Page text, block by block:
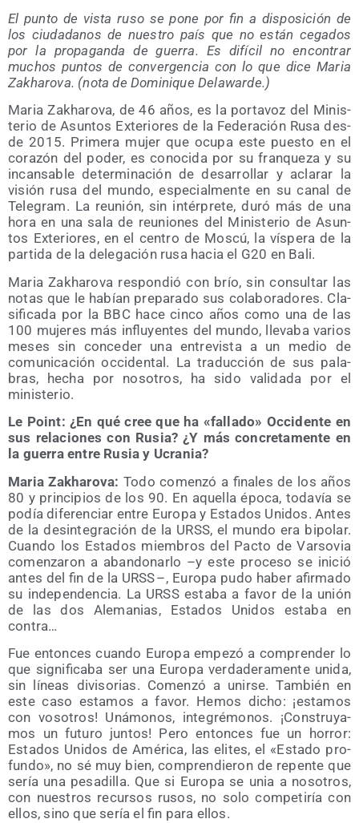
El pun­to de vis­ta ruso se pone por fin a dis­po­si­ción de
los ciu­da­da­nos de nues­tro país que no están cega­dos
por la pro­pa­gan­da de gue­rra. Es difí­cil no encon­trar
muchos pun­tos de con­ver­gen­cia con lo que dice Maria
Zakha­ro­va. (nota de Domi­ni­que Delawarde.)
Maria Zakha­ro­va, de 46 años, es la por­ta­voz del Minis­
te­rio de Asun­tos Exte­rio­res de la Fede­ra­ción Rusa des­
de 2015. Pri­me­ra mujer que ocu­pa este pues­to en el
cora­zón del poder, es cono­ci­da por su fran­que­za y su
incan­sa­ble deter­mi­na­ción de desa­rro­llar y acla­rar la
visión rusa del mun­do, espe­cial­men­te en su canal de
Tele­gram. La reu­nión, sin intér­pre­te, duró más de una
hora en una sala de reunio­nes del Minis­te­rio de Asun­
tos Exte­rio­res, en el cen­tro de Mos­cú, la vís­pe­ra de la
par­ti­da de la dele­ga­ción rusa hacia el G20 en Bali.
Maria Zakha­ro­va res­pon­dió con brío, sin con­sul­tar las
notas que le habían pre­pa­ra­do sus cola­bo­ra­do­res. Cla­
si­fi­ca­da por la BBC hace cin­co años como una de las
100 muje­res más influ­yen­tes del mun­do, lle­va­ba varios
meses sin con­ce­der una entre­vis­ta a un medio de
comu­ni­ca­ción occi­den­tal. La tra­duc­ción de sus pala­
bras, hecha por noso­tros, ha sido vali­da­da por el
ministerio.
Le Point: ¿En qué cree que ha «falla­do» Occi­den­te en
sus rela­cio­nes con Rusia? ¿Y más con­cre­ta­men­te en
la gue­rra entre Rusia y Ucrania?
Maria Zakha­ro­va: Todo comen­zó a fina­les de los años
80 y prin­ci­pios de los 90. En aque­lla épo­ca, toda­vía se
podía dife­ren­ciar entre Euro­pa y Esta­dos Uni­dos. Antes
de la desin­te­gra­ción de la URSS, el mun­do era bipo­lar.
Cuan­do los Esta­dos miem­bros del Pac­to de Var­so­via
comen­za­ron a aban­do­nar­lo –y este pro­ce­so se ini­ció
antes del fin de la URSS – , Euro­pa pudo haber afir­ma­do
su inde­pen­den­cia. La URSS esta­ba a favor de la unión
de las dos Ale­ma­nias, Esta­dos Uni­dos esta­ba en
contra…
Fue enton­ces cuan­do Euro­pa empe­zó a com­pren­der lo
que sig­ni­fi­ca­ba ser una Euro­pa ver­da­de­ra­men­te uni­da,
sin líneas divi­so­rias. Comen­zó a unir­se. Tam­bién en
este caso esta­mos a favor. Hemos dicho: ¡esta­mos
con voso­tros! Uná­mo­nos, inte­gré­mo­nos. ¡Cons­tru­ya­
mos un futu­ro jun­tos! Pero enton­ces fue un horror:
Esta­dos Uni­dos de Amé­ri­ca, las eli­tes, el «Esta­do pro­
fun­do», no sé muy bien, com­pren­die­ron de repen­te que
sería una pesa­di­lla. Que si Euro­pa se unia a noso­tros,
con nues­tros recur­sos rusos, no solo com­pe­ti­ría con
ellos, sino que sería el fin para ellos.